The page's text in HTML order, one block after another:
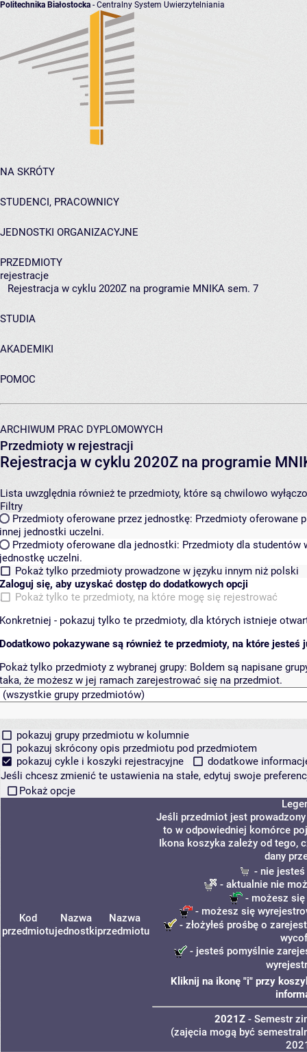
Politechnika Białostocka - Centralny System Uwierzytelniania
NA SKRÓTY
STUDENCI, PRACOWNICY
JEDNOSTKI ORGANIZACYJNE
PRZEDMIOTY
rejestracje
Rejestracja w cyklu 2020Z na programie MNIKA sem. 7
STUDIA
AKADEMIKI
POMOC
ARCHIWUM PRAC DYPLOMOWYCH
Przedmioty w rejestracji
Rejestracja w cyklu 2020Z na programie
Lista uwzględnia również te przedmioty, które są chwilowo
Filtry
Przedmioty oferowane przez jednostkę: Przedmioty oferowane
innej jednostki uczelni.
Przedmioty oferowane dla jednostki: Przedmioty dla studentów
jednostkę uczelni.
Pokaż tylko przedmioty prowadzone w języku innym niż polski
Zaloguj się, aby uzyskać dostęp do dodatkowych opcji
Pokaż tylko te przedmioty, na które mogę się rejestrować
Konkretniej - pokazuj tylko te przedmioty, dla których istnieje
Dodatkowo pokazywane są również te przedmioty, na które jesteś
Pokaż tylko przedmioty z wybranej grupy: Boldem są napisane
taka, że możesz w jej ramach zarejestrować się na przedmiot.
pokazuj grupy przedmiotu w kolumnie
pokazuj skrócony opis przedmiotu pod przedmiotem
pokazuj cykle i koszyki rejestracyjne
dodatkowe
Jeśli chcesz zmienić te ustawienia na stałe, edytuj swoje
Pokaż opcje
Kod
przedmiotu
Nazwa
jednostki
Nazwa
przedmiotu
Jeśli przedmiot jest
to w odpowiedniej komórce
Ikona koszyka zależy od tego,
dany
- nie
- aktualnie nie
- możesz się
- możesz się
- złożyłeś prośbę o
- jesteś pomyślnie
Kliknij na ikonę "i" przy
2021Z - Semestr
(zajęcia mogą być